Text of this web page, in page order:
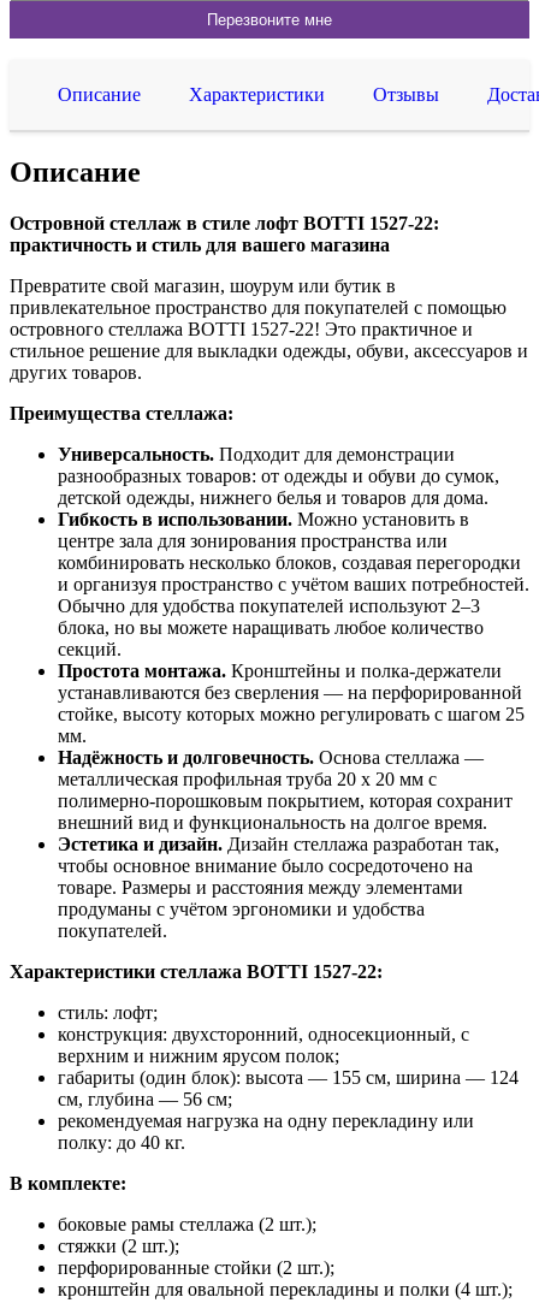
Описание Характеристики Отзывы
Описание
Островной стеллаж в стиле лофт BOTTI 1527-22:
практичность и стиль для вашего магазина
Превратите свой магазин, шоурум или бутик в
привлекательное пространство для покупателей с помощью
островного стеллажа BOTTI 1527-22! Это практичное и
стильное решение для выкладки одежды, обуви, аксессуаров и
других товаров.
Преимущества стеллажа:
Универсальность. Подходит для демонстрации
разнообразных товаров: от одежды и обуви до сумок,
детской одежды, нижнего белья и товаров для дома.
Гибкость в использовании. Можно установить в
центре зала для зонирования пространства или
комбинировать несколько блоков, создавая перегородки
и организуя пространство с учётом ваших потребностей.
Обычно для удобства покупателей используют 2–3
блока, но вы можете наращивать любое количество
секций.
Простота монтажа. Кронштейны и полка-держатели
устанавливаются без сверления — на перфорированной
стойке, высоту которых можно регулировать с шагом 25
мм.
Надёжность и долговечность. Основа стеллажа —
металлическая профильная труба 20 х 20 мм с
полимерно-порошковым покрытием, которая сохранит
внешний вид и функциональность на долгое время.
Эстетика и дизайн. Дизайн стеллажа разработан так,
чтобы основное внимание было сосредоточено на
товаре. Размеры и расстояния между элементами
продуманы с учётом эргономики и удобства
покупателей.
Характеристики стеллажа BOTTI 1527-22:
стиль: лофт;
конструкция: двухсторонний, односекционный, с
верхним и нижним ярусом полок;
габариты (один блок): высота — 155 см, ширина — 124
см, глубина — 56 см;
рекомендуемая нагрузка на одну перекладину или
полку: до 40 кг.
В комплекте:
боковые рамы стеллажа (2 шт.);
стяжки (2 шт.);
перфорированные стойки (2 шт.);
кронштейн для овальной перекладины и полки (4 шт.);